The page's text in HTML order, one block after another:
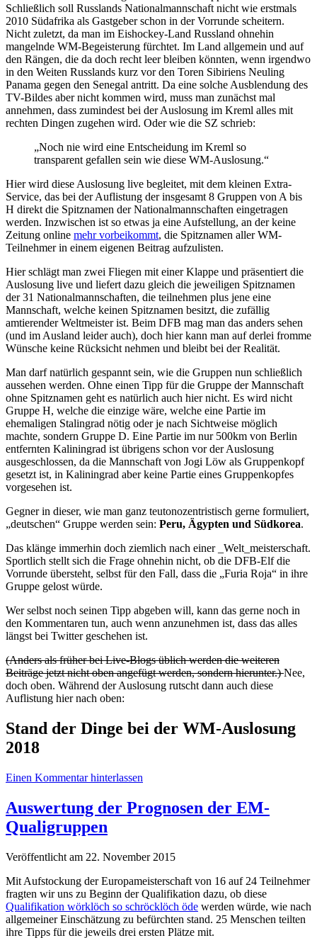
Schließlich soll Russlands Nationalmannschaft nicht wie erstmals
2010 Südafrika als Gastgeber schon in der Vorrunde scheitern.
Nicht zuletzt, da man im Eishockey-Land Russland ohnehin
mangelnde WM-Begeisterung fürchtet. Im Land allgemein und auf
den Rängen, die da doch recht leer bleiben könnten, wenn irgendwo
in den Weiten Russlands kurz vor den Toren Sibiriens Neuling
Panama gegen den Senegal antritt. Da eine solche Ausblendung des
TV-Bildes aber nicht kommen wird, muss man zunächst mal
annehmen, dass zumindest bei der Auslosung im Kreml alles mit
rechten Dingen zugehen wird. Oder wie die SZ schrieb:
„Noch nie wird eine Entscheidung im Kreml so
transparent gefallen sein wie diese WM-Auslosung.“
Hier wird diese Auslosung live begleitet, mit dem kleinen Extra-
Service, das bei der Auflistung der insgesamt 8 Gruppen von A bis
H direkt die Spitznamen der Nationalmannschaften eingetragen
werden. Inzwischen ist so etwas ja eine Aufstellung, an der keine
Zeitung online mehr vorbeikommt, die Spitznamen aller WM-
Teilnehmer in einem eigenen Beitrag aufzulisten.
Hier schlägt man zwei Fliegen mit einer Klappe und präsentiert die
Auslosung live und liefert dazu gleich die jeweiligen Spitznamen
der 31 Nationalmannschaften, die teilnehmen plus jene eine
Mannschaft, welche keinen Spitznamen besitzt, die zufällig
amtierender Weltmeister ist. Beim DFB mag man das anders sehen
(und im Ausland leider auch), doch hier kann man auf derlei fromme
Wünsche keine Rücksicht nehmen und bleibt bei der Realität.
Man darf natürlich gespannt sein, wie die Gruppen nun schließlich
aussehen werden. Ohne einen Tipp für die Gruppe der Mannschaft
ohne Spitznamen geht es natürlich auch hier nicht. Es wird nicht
Gruppe H, welche die einzige wäre, welche eine Partie im
ehemaligen Stalingrad nötig oder je nach Sichtweise möglich
machte, sondern Gruppe D. Eine Partie im nur 500km von Berlin
entfernten Kaliningrad ist übrigens schon vor der Auslosung
ausgeschlossen, da die Mannschaft von Jogi Löw als Gruppenkopf
gesetzt ist, in Kaliningrad aber keine Partie eines Gruppenkopfes
vorgesehen ist.
Gegner in dieser, wie man ganz teutonozentristisch gerne formuliert,
„deutschen“ Gruppe werden sein: Peru, Ägypten und Südkorea.
Das klänge immerhin doch ziemlich nach einer _Welt_meisterschaft.
Sportlich stellt sich die Frage ohnehin nicht, ob die DFB-Elf die
Vorrunde übersteht, selbst für den Fall, dass die „Furia Roja“ in ihre
Gruppe gelost würde.
Wer selbst noch seinen Tipp abgeben will, kann das gerne noch in
den Kommentaren tun, auch wenn anzunehmen ist, dass das alles
längst bei Twitter geschehen ist.
(Anders als früher bei Live-Blogs üblich werden die weiteren
Beiträge jetzt nicht oben angefügt werden, sondern hierunter.)Nee,
doch oben. Während der Auslosung rutscht dann auch diese
Auflistung hier nach oben:
Stand der Dinge bei der WM-Auslosung
2018
Einen Kommentar hinterlassen
Auswertung der Prognosen der EM-
Qualigruppen
Veröffentlicht am 22. November 2015
Mit Aufstockung der Europameisterschaft von 16 auf 24 Teilnehmer
fragten wir uns zu Beginn der Qualifikation dazu, ob diese
Qualifikation wörklöch so schröcklöch öde werden würde, wie nach
allgemeiner Einschätzung zu befürchten stand. 25 Menschen teilten
ihre Tipps für die jeweils drei ersten Plätze mit.